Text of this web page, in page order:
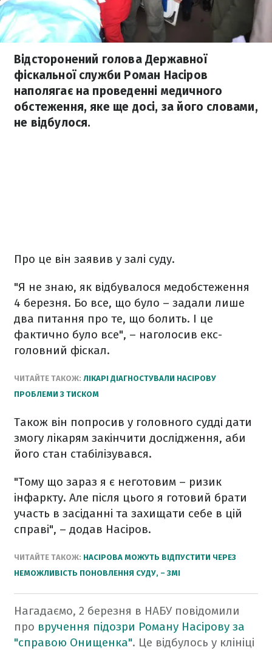
Відсторонений голова Державної
фіскальної служби Роман Насіров
наполягає на проведенні медичного
обстеження, яке ще досі, за його словами,
не відбулося.
Про це він заявив у залі суду.
"Я не знаю, як відбувалося медобстеження
4 березня. Бо все, що було – задали лише
два питання про те, що болить. І це
фактично було все", – наголосив екс-
головний фіскал.
ЧИТАЙТЕ ТАКОЖ: ЛІКАРІ ДІАГНОСТУВАЛИ НАСІРОВУ
ПРОБЛЕМИ З ТИСКОМ
Також він попросив у головного судді дати
змогу лікарям закінчити дослідження, аби
його стан стабілізувався.
"Тому що зараз я є неготовим – ризик
інфаркту. Але після цього я готовий брати
участь в засіданні та захищати себе в цій
справі", – додав Насіров.
ЧИТАЙТЕ ТАКОЖ: НАСІРОВА МОЖУТЬ ВІДПУСТИТИ ЧЕРЕЗ
НЕМОЖЛИВІСТЬ ПОНОВЛЕННЯ СУДУ, – ЗМІ
Нагадаємо, 2 березня в НАБУ повідомили
про вручення підозри Роману Насірову за
"справою Онищенка". Це відбулось у клініці